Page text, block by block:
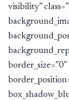
visibility”